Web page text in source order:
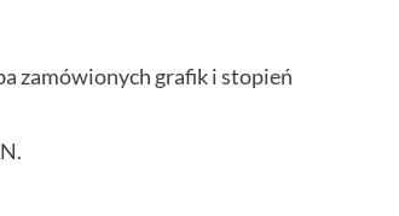
zamówionych grafik i stopień